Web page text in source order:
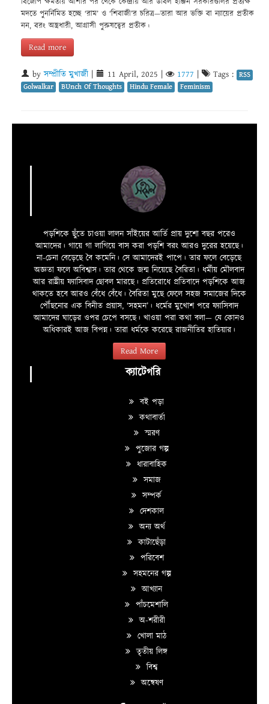
মদতে পুনর্নিমিত হচ্ছে ‘রাম’ ও ‘শিবাজী’র চরিত্র—তারা আর ভক্তি বা ন্যায়ের প্রতীক
নন, বরং অস্ত্রধারী, আগ্রাসী পুরুষত্বের প্রতীক।
Read more
byসম্প্রীতি মুখার্জী 11 April, 2025 1777 Tags : RSS
Golwalkar
BUnch Of Thoughts Hindu Female Feminism
পড়শিকে ছুঁতে চাওয়া লালন সাঁইয়ের আর্তি প্রায় দুশো বছর পরেও
আমাদের। গায়ে গা লাগিয়ে বাস করা পড়শি বরং আরও দুরের হয়েছে।
না-চেনা বেড়েছে বৈ কমেনি। সে আমাদেরই পাপে। তার ফলে বেড়েছে
অজ্ঞতা ফলে অবিশ্বাস। তার থেকে জন্ম নিয়েছে বৈরিতা। ধর্মীয় মৌলবাদ
আর রাষ্ট্রীয় ফ্যাসিবাদ ছোবল মারছে। প্রতিরোধে প্রতিবাদে পড়শিকে আজ
থাকতে হবে আরও বেঁধে বেঁধে। বৈরিতা মুছে ফেলে সহজ সমাজের দিকে
পৌঁছনোর এক বিনীত প্রয়াস, ‘সহমন’। ধর্মের মুখোশ পরে ফ্যাসিবাদ
আমাদের ঘাড়ের ওপর চেপে বসছে। খাওয়া পরা কথা বলা—­­ যে কোনও
অধিকারই আজ বিপন্ন। তারা ধর্মকে করেছে রাজনীতির হাতিয়ার।
Read More
ক্যাটেগরি
বই পড়া
কথাবার্তা
স্মরণ
পুজোর গল্প
ধারাবাহিক
সমাজ
সম্পর্ক
দেশকাল
অন্য অর্থ
কাটাছেঁড়া
পরিবেশ
সহমনের গল্প
আখ্যান
পাঁচমেশালি
অ-শরীরী
খোলা মাঠ
তৃতীয় লিঙ্গ
বিশ্ব
অন্বেষণ